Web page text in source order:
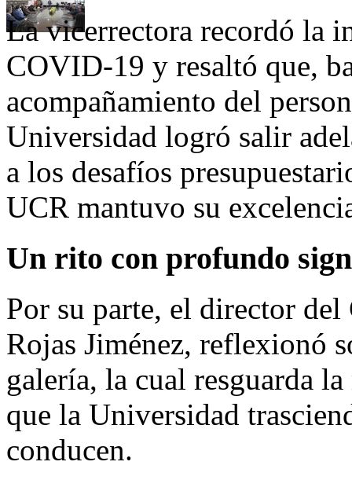
La vicerrectora recordó la
COVID-19 y resaltó que,
acompañamiento del
Universidad logró salir
a los desafíos
UCR mantuvo su
Un rito con profundo
Por su parte, el director
Rojas Jiménez, reflexionó
galería, la cual resguarda
que la Universidad
conducen.